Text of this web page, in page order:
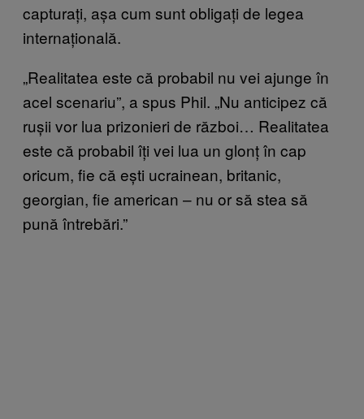
capturați, așa cum sunt obligați de legea
internațională.
„Realitatea este că probabil nu vei ajunge în
acel scenariu”, a spus Phil. „Nu anticipez că
rușii vor lua prizonieri de război… Realitatea
este că probabil îți vei lua un glonț în cap
oricum, fie că ești ucrainean, britanic,
georgian, fie american – nu or să stea să
pună întrebări.”